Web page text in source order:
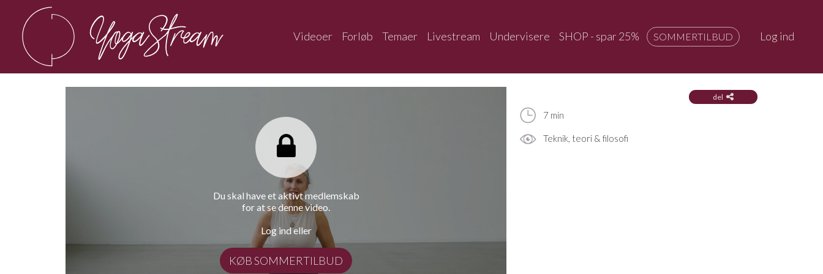
Videoer Forløb Temaer Livestream Undervisere SHOP - spar 25% SOMMERTILBUD Log ind
Du skal have et aktivt medlemskab
for at se denne video.
Log ind eller
KØB SOMMERTILBUD
del
7 min
Teknik, teori & filosofi